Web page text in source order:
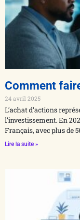
Comment
24 avril 2025
L’achat d’actions
l’investissement. En
Français, avec plus de
Lire la suite »